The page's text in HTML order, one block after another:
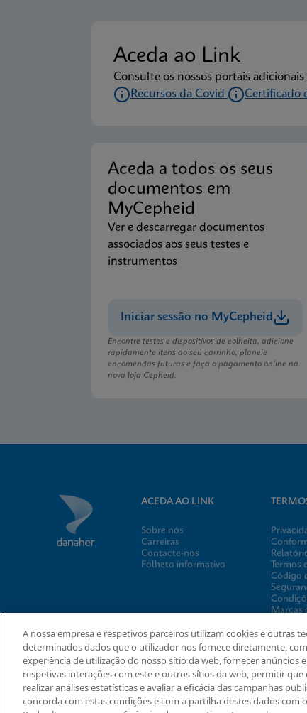
Aceda ao Link
Consulte os nossos portais
Recursos da Covid
Certificado
Aceda a todos os seus
documentos em
MyCepheid
Ver e descarregar documentos
associados aos seus testes e
instrumentos
Iniciar sessão no MyCepheid
Encontre testes e dispositivos de colheita, adicione
rapidamente itens ao seu carrinho, planeie
encomendas futuras e faça o pagamento online na
nova loja Cepheid.
ACEDA AO LINK
Sobre nós
Carreiras
Contacte-nos
Folheto informativo
Termos
Código
Marcas
A nossa empresa e respetivos parceiros utilizam cookies e outras
determinados dados que o utilizador nos fornece diretamente,
experiência de utilização do nosso sítio da web, fornecer anúncios
respetivas interações com este e outros sítios da web, permitir
realizar análises estatísticas e avaliar a eficácia das campanhas
concorda com estas condições e com a partilha destes dados com